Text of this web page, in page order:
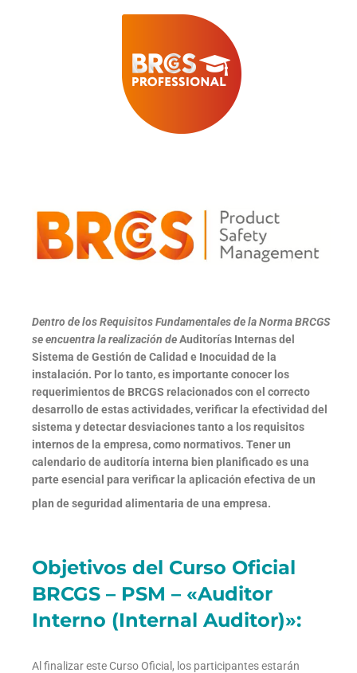
Dentro de los Requisitos Fundamentales de la Norma BRCGS
se encuentra la realización deAuditorías Internas del
Sistema de Gestión de Calidad e Inocuidad de la
instalación. Por lo tanto, es importante conocer los
requerimientos de BRCGS relacionados con el correcto
desarrollo de estas actividades, verificar la efectividad del
sistema y detectar desviaciones tanto a los requisitos
internos de la empresa, como normativos. Tener un
calendario de auditoría interna bien planificado es una
parte esencial para verificar la aplicación efectiva de un
plan de seguridad alimentaria de una empresa.
Objetivos del Curso Oficial
BRCGS – PSM – «Auditor
Interno (Internal Auditor)»:
Al finalizar este Curso Oficial, los participantes estarán